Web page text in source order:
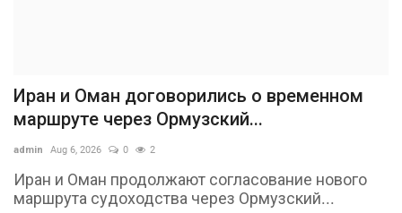
Иран и Оман договорились о временном
маршруте через Ормузский...
admin Aug 6, 2026 0 2
Иран и Оман продолжают согласование нового
маршрута судоходства через Ормузский...